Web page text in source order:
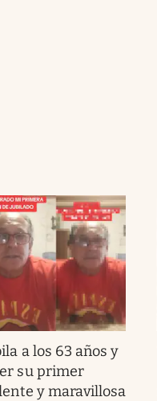
a los 63 años y
su primer
y maravillosa